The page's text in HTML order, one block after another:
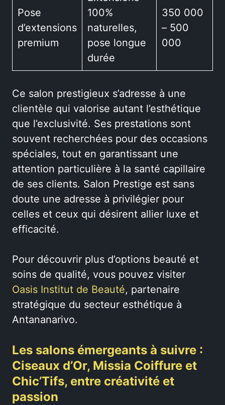
Pose
d’extensions
premium
100%
naturelles,
pose longue
durée
350 000
– 500
000
Ce salon prestigieux s’adresse à une
clientèle qui valorise autant l’esthétique
que l’exclusivité. Ses prestations sont
souvent recherchées pour des occasions
spéciales, tout en garantissant une
attention particulière à la santé capillaire
de ses clients. Salon Prestige est sans
doute une adresse à privilégier pour
celles et ceux qui désirent allier luxe et
efficacité.
Pour découvrir plus d’options beauté et
soins de qualité, vous pouvez visiter
Oasis Institut de Beauté, partenaire
stratégique du secteur esthétique à
Antananarivo.
Les salons émergeants à suivre :
Ciseaux d’Or, Missia Coiffure et
Chic’Tifs, entre créativité et
passion